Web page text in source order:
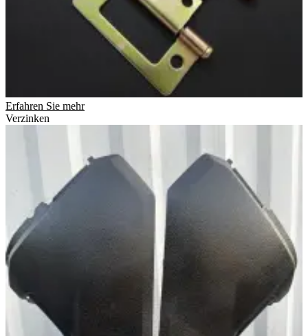
Erfahren Sie mehr
Verzinken